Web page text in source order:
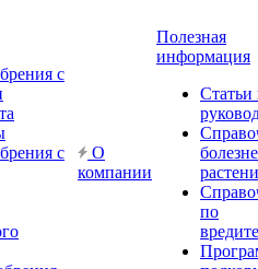
с
с
О
компании
Полезная
информация
Статьи
по